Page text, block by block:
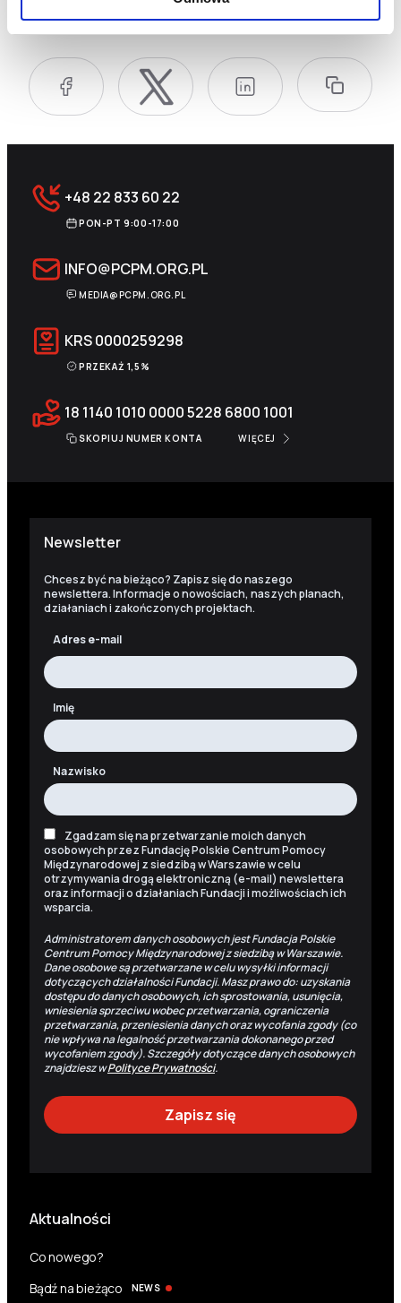
Udostępnij:
+48 22 833 60 22
PON-PT 9:00-17:00
INFO@PCPM.ORG.PL
MEDIA@PCPM.ORG.PL
KRS0000259298
PRZEKAŻ 1,5%
18 1140 1010 0000 5228 6800 1001
SKOPIUJ NUMER KONTA WIĘCEJ
Newsletter
Chcesz być na bieżąco? Zapisz się do naszego
newslettera. Informacje o nowościach, naszych planach,
działaniach i zakończonych projektach.
Adres e-mail
Imię
Nazwisko
Zgadzam się na przetwarzanie moich danych
osobowych przez Fundację Polskie Centrum Pomocy
Międzynarodowej z siedzibą w Warszawie w celu
otrzymywania drogą elektroniczną (e-mail) newslettera
oraz informacji o działaniach Fundacji i możliwościach ich
wsparcia.
Administratorem danych osobowych jest Fundacja Polskie
Centrum Pomocy Międzynarodowej z siedzibą w Warszawie.
Dane osobowe są przetwarzane w celu wysyłki informacji
dotyczących działalności Fundacji. Masz prawo do: uzyskania
dostępu do danych osobowych, ich sprostowania, usunięcia,
wniesienia sprzeciwu wobec przetwarzania, ograniczenia
przetwarzania, przeniesienia danych oraz wycofania zgody (co
nie wpływa na legalność przetwarzania dokonanego przed
wycofaniem zgody). Szczegóły dotyczące danych osobowych
znajdziesz wPolityce Prywatności.
Aktualności
Co nowego?
Bądź na bieżąco
NEWS